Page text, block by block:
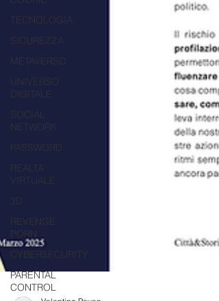
TECNOLOGIA
SICUREZZA
METAVERSO
UNIVERSO
NETWORK
VIRTUALE
REVENGE
PORN
CYBERSECURITY
PARENTAL
CONTROL